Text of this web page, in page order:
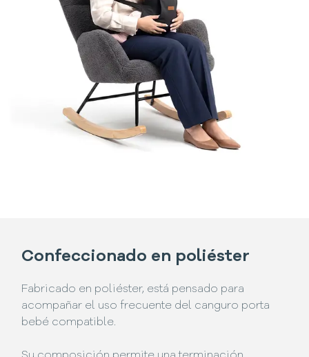
Confeccionado en poliéster
Fabricado en poliéster, está pensado para
acompañar el uso frecuente del canguro porta
bebé compatible.